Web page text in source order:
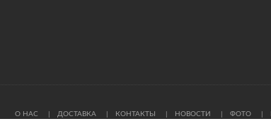
О НАС ДОСТАВКА КОНТАКТЫ НОВОСТИ ФОТО